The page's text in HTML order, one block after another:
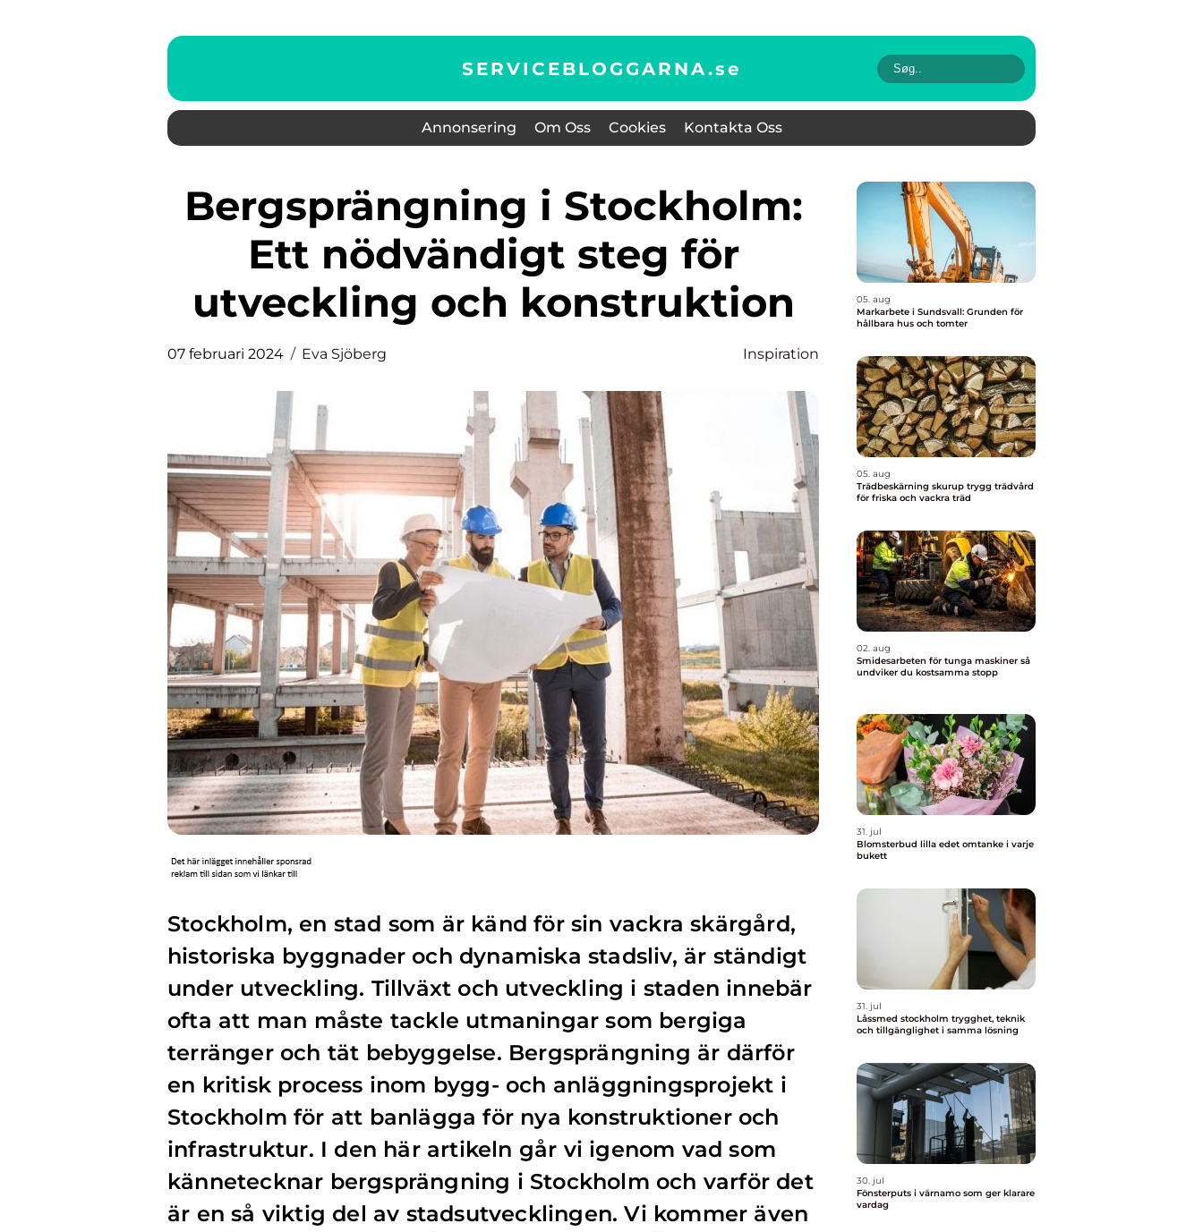
SERVICEBLOGGARNA.se
Annonsering Om Oss Cookies Kontakta Oss
Bergsprängning i Stockholm:
Ett nödvändigt steg för
utveckling och konstruktion
07 februari 2024 Eva Sjöberg Inspiration
Stockholm, en stad som är känd för sin vackra skärgård,
historiska byggnader och dynamiska stadsliv, är ständigt
under utveckling. Tillväxt och utveckling i staden innebär
ofta att man måste tackle utmaningar som bergiga
terränger och tät bebyggelse. Bergsprängning är därför
en kritisk process inom bygg- och anläggningsprojekt i
Stockholm för att banlägga för nya konstruktioner och
infrastruktur. I den här artikeln går vi igenom vad som
kännetecknar bergsprängning i Stockholm och varför det
är en så viktig del av stadsutvecklingen. Vi kommer även
05. aug
Markarbete i Sundsvall: Grunden för
hållbara hus och tomter
05. aug
Trädbeskärning skurup trygg trädvård
för friska och vackra träd
02. aug
Smidesarbeten för tunga maskiner så
undviker du kostsamma stopp
31. jul
Blomsterbud lilla edet omtanke i varje
bukett
31. jul
Låssmed stockholm trygghet, teknik
och tillgänglighet i samma lösning
30. jul
Fönsterputs i värnamo som ger klarare
vardag